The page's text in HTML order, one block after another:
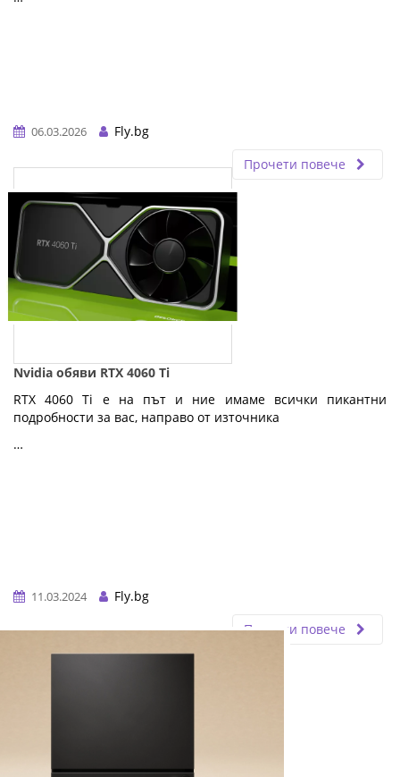
06.03.2026
Fly.bg
Прочети повече
Nvidia обяви RTX 4060 Ti
RTX 4060 Ti е на път и ние имаме всички пикантни
подробности за вас, направо от източника
…
11.03.2024
Fly.bg
Прочети повече